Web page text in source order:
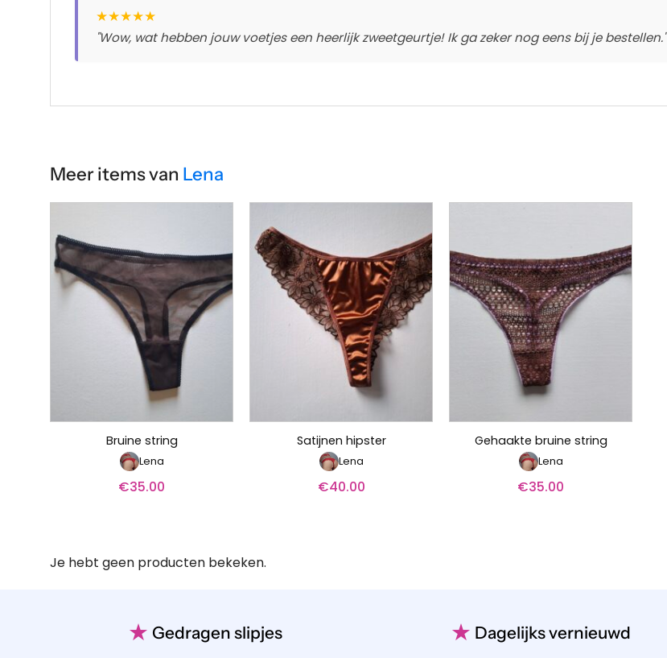
★★★★★
"Wow, wat hebben jouw voetjes een heerlijk zweetgeurtje! Ik ga zeker nog eens bij je bestellen."
Meer items van Lena
Bruine string
Lena
€35.00
Satijnen hipster
Lena
€40.00
Gehaakte bruine string
Lena
€35.00
Je hebt geen producten bekeken.
★ Gedragen slipjes ★ Dagelijks vernieuwd